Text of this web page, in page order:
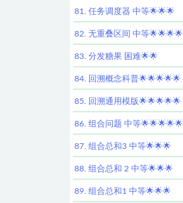
81. 任务调度器 中等🌟🌟🌟
82. 无重叠区间 中等🌟🌟🌟🌟
83. 分发糖果 困难🌟🌟
84. 回溯概念科普🌟🌟🌟🌟🌟
85. 回溯通用模版🌟🌟🌟🌟🌟
86. 组合问题 中等🌟🌟🌟🌟🌟
87. 组合总和3 中等🌟🌟🌟
88. 组合总和 2 中等🌟🌟🌟
89. 组合总和1 中等🌟🌟🌟